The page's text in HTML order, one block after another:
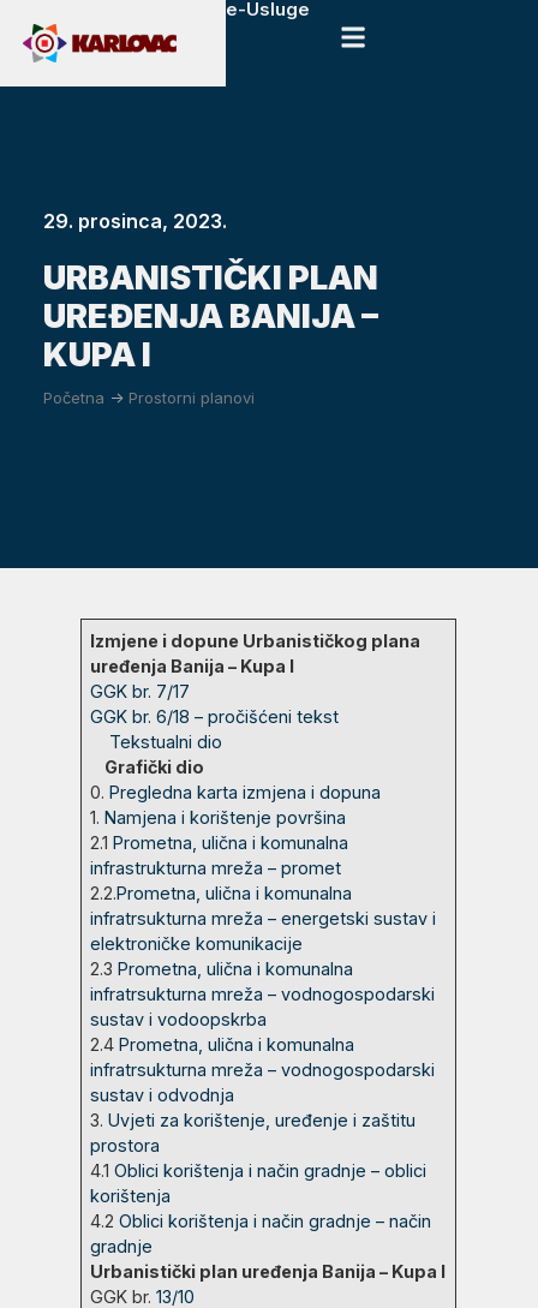
e-Usluge
29. prosinca, 2023.
URBANISTIČKI PLAN
UREĐENJA BANIJA –
KUPA I
Početna -> Prostorni planovi
Izmjene i dopune Urbanističkog plana
uređenja Banija – Kupa I
GGK br. 7/17
GGK br. 6/18 – pročišćeni tekst
Tekstualni dio
Grafički dio
0.Pregledna karta izmjena i dopuna
1.Namjena i korištenje površina
2.1Prometna, ulična i komunalna
infrastrukturna mreža – promet
2.2.Prometna, ulična i komunalna
infratrsukturna mreža – energetski sustav i
elektroničke komunikacije
2.3Prometna, ulična i komunalna
infratrsukturna mreža – vodnogospodarski
sustav i vodoopskrba
2.4Prometna, ulična i komunalna
infratrsukturna mreža – vodnogospodarski
sustav i odvodnja
3.Uvjeti za korištenje, uređenje i zaštitu
prostora
4.1Oblici korištenja i način gradnje – oblici
korištenja
4.2Oblici korištenja i način gradnje – način
gradnje
Urbanistički plan uređenja Banija – Kupa I
GGK br.13/10